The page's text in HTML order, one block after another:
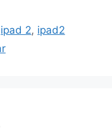
ipad 2, ipad2